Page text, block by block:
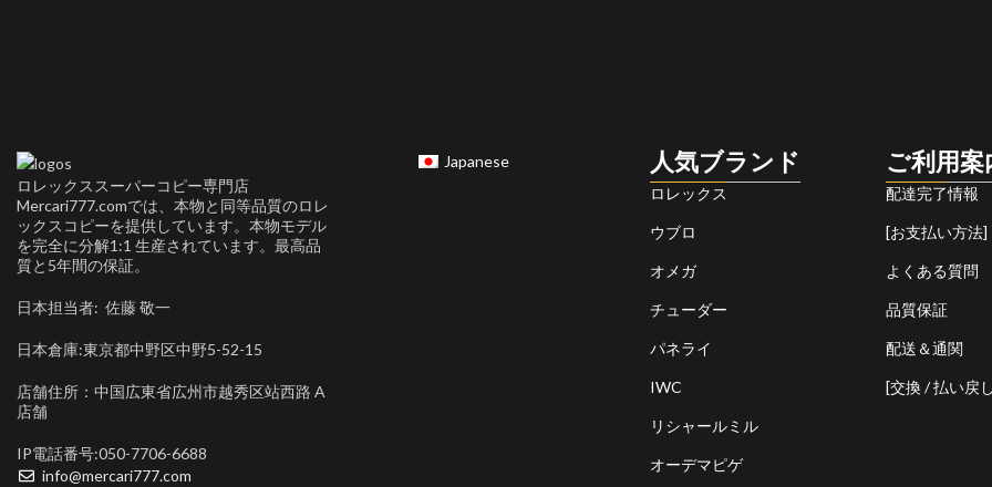
ロレックススーパーコピー専門店
Mercari777.comでは、本物と同等品質のロレ
ックスコピーを提供しています。本物モデル
を完全に分解1:1 生産されています。最高品
質と5年間の保証。
日本担当者: 佐藤 敬一
日本倉庫:東京都中野区中野5-52-15
店舗住所：中国広東省広州市越秀区站西路 A
店舗
IP電話番号:050-7706-6688
info@mercari777.com
Japanese 人気ブランド
ロレックス
ウブロ
オメガ
チューダー
パネライ
IWC
リシャールミル
オーデマピゲ
ご利用案
配達完了情報
[お支払い方法]
よくある質問
品質保証
配送＆通関
[交換 / 払い戻